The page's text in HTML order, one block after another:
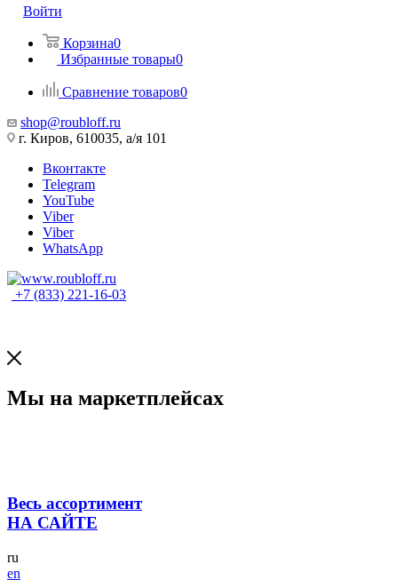
Войти
Корзина0
Избранные товары0
Сравнение товаров0
shop@roubloff.ru
г. Киров, 610035, а/я 101
Вконтакте
Telegram
YouTube
Viber
Viber
WhatsApp
+7 (833) 221-16-03
Мы на маркетплейсах
Весь ассортимент
НА САЙТЕ
ru
en